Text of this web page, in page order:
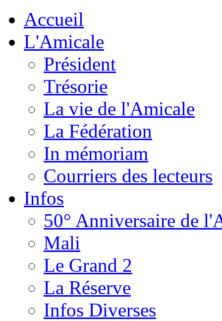
Accueil
L'Amicale
Président
Trésorie
La vie de l'Amicale
La Fédération
In mémoriam
Courriers des lecteurs
Infos
50° Anniversaire de
Mali
Le Grand 2
La Réserve
Infos Diverses